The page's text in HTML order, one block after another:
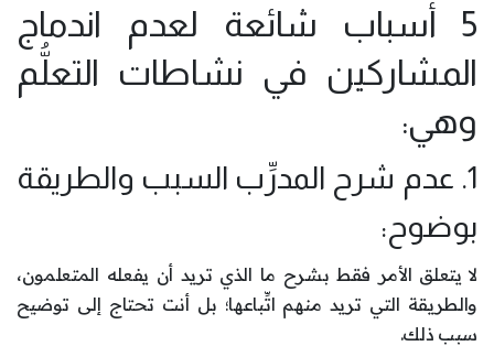
5 أسباب شائعة لعدم اندماج
المشاركين في نشاطات التعلُّم
وهي:
1. عدم شرح المدرِّب السبب والطريقة
بوضوح:
لا يتعلق الأمر فقط بشرح ما الذي تريد أن يفعله المتعلمون،
والطريقة التي تريد منهم اتِّباعها؛ بل أنت تحتاج إلى توضيح
سبب ذلك.